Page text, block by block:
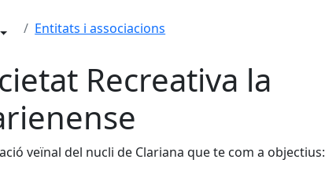
Entitats i associacions
Recreativa la
veïnal del nucli de Clariana que te com a objectius: